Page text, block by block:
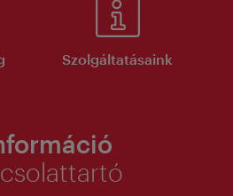
Szolgáltatásaink